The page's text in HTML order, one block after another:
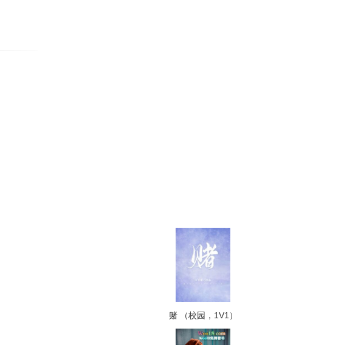
赌 （校园，1V1）